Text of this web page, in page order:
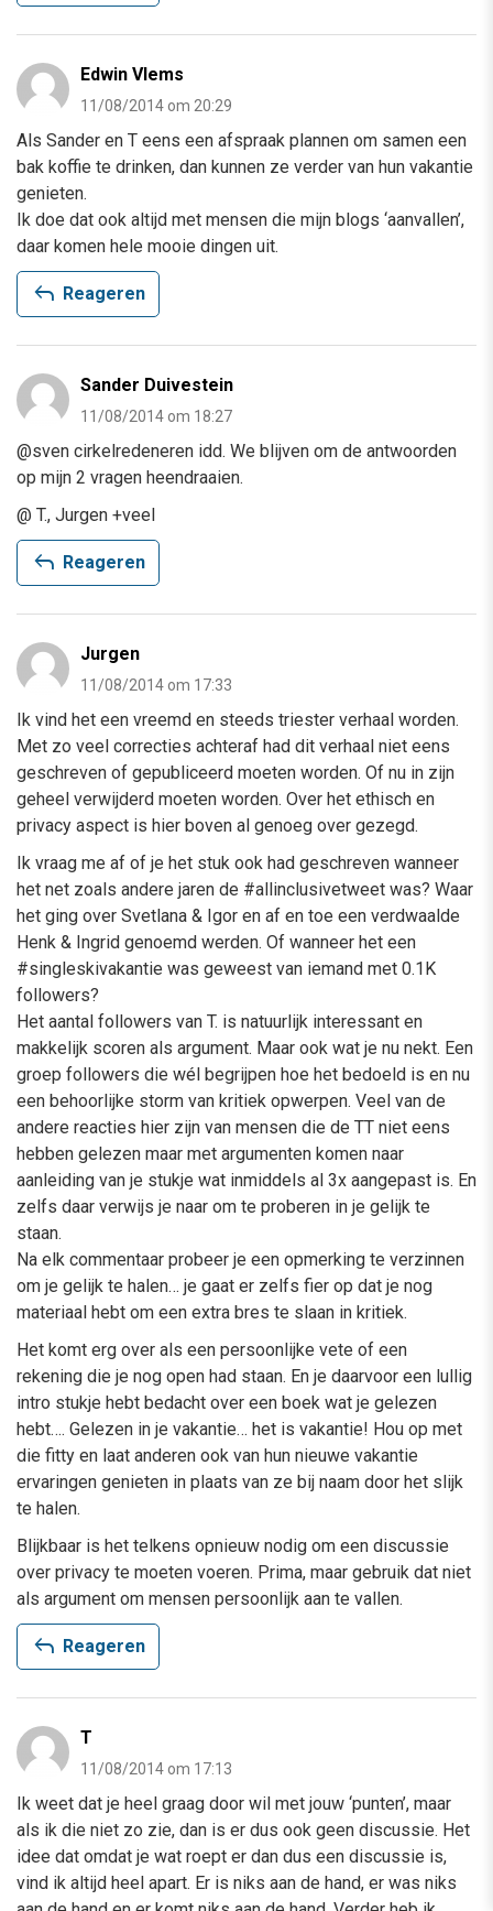
Edwin Vlems
11/08/2014 om 20:29
Als Sander en T eens een afspraak plannen om samen een
bak koffie te drinken, dan kunnen ze verder van hun vakantie
genieten.
Ik doe dat ook altijd met mensen die mijn blogs ‘aanvallen’,
daar komen hele mooie dingen uit.
reply Reageren
Sander Duivestein
11/08/2014 om 18:27
@sven cirkelredeneren idd. We blijven om de antwoorden
op mijn 2 vragen heendraaien.
@ T., Jurgen +veel
reply Reageren
Jurgen
11/08/2014 om 17:33
Ik vind het een vreemd en steeds triester verhaal worden.
Met zo veel correcties achteraf had dit verhaal niet eens
geschreven of gepubliceerd moeten worden. Of nu in zijn
geheel verwijderd moeten worden. Over het ethisch en
privacy aspect is hier boven al genoeg over gezegd.
Ik vraag me af of je het stuk ook had geschreven wanneer
het net zoals andere jaren de #allinclusivetweet was? Waar
het ging over Svetlana & Igor en af en toe een verdwaalde
Henk & Ingrid genoemd werden. Of wanneer het een
#singleskivakantie was geweest van iemand met 0.1K
followers?
Het aantal followers van T. is natuurlijk interessant en
makkelijk scoren als argument. Maar ook wat je nu nekt. Een
groep followers die wél begrijpen hoe het bedoeld is en nu
een behoorlijke storm van kritiek opwerpen. Veel van de
andere reacties hier zijn van mensen die de TT niet eens
hebben gelezen maar met argumenten komen naar
aanleiding van je stukje wat inmiddels al 3x aangepast is. En
zelfs daar verwijs je naar om te proberen in je gelijk te
staan.
Na elk commentaar probeer je een opmerking te verzinnen
om je gelijk te halen… je gaat er zelfs fier op dat je nog
materiaal hebt om een extra bres te slaan in kritiek.
Het komt erg over als een persoonlijke vete of een
rekening die je nog open had staan. En je daarvoor een lullig
intro stukje hebt bedacht over een boek wat je gelezen
hebt…. Gelezen in je vakantie… het is vakantie! Hou op met
die fitty en laat anderen ook van hun nieuwe vakantie
ervaringen genieten in plaats van ze bij naam door het slijk
te halen.
Blijkbaar is het telkens opnieuw nodig om een discussie
over privacy te moeten voeren. Prima, maar gebruik dat niet
als argument om mensen persoonlijk aan te vallen.
reply Reageren
T
11/08/2014 om 17:13
Ik weet dat je heel graag door wil met jouw ‘punten’, maar
als ik die niet zo zie, dan is er dus ook geen discussie. Het
idee dat omdat je wat roept er dan dus een discussie is,
vind ik altijd heel apart. Er is niks aan de hand, er was niks